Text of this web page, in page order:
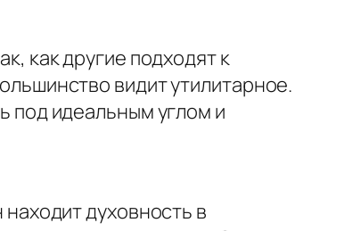
как другие подходят к
видит утилитарное.
под идеальным углом и
духовность в